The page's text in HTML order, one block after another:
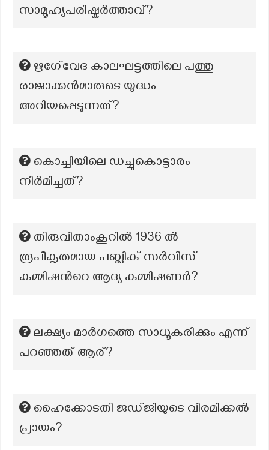
സാമൂഹ്യപരിഷ്കർത്താവ്?
ഋഗേ്വേദ കാലഘട്ടത്തിലെ പത്തു
രാജാക്കൻമാരുടെ യുദ്ധം
അറിയപ്പെടുന്നത്?
കൊച്ചിയിലെ ഡച്ചുകൊട്ടാരം
നിർമിച്ചത്?
തിരുവിതാംകൂറിൽ 1936 ൽ
രൂപീകൃതമായ പബ്ലിക് സർവീസ്
കമ്മിഷന്‍റെ ആദ്യ കമ്മിഷണർ?
ലക്ഷ്യം മാർഗത്തെ സാധൂകരിക്കും എന്ന്
പറഞ്ഞത് ആര്?
ഹൈക്കോടതി ജഡ്‌ജിയുടെ വിരമിക്കൽ
പ്രായം?